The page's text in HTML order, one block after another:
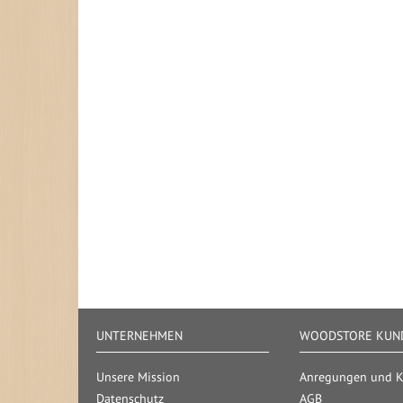
UNTERNEHMEN
Unsere Mission
Datenschutz
WOODSTORE
Anregungen und
AGB